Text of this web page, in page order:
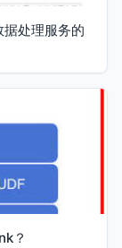
处理服务的
？